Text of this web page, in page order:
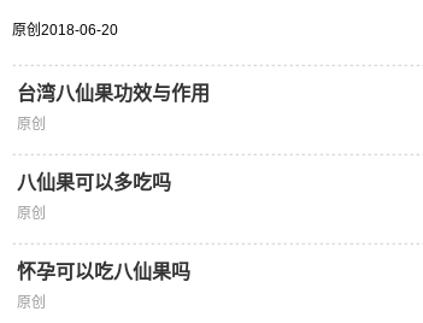
原创 2018-06-20
台湾八仙果功效与作用
原创
八仙果可以多吃吗
原创
怀孕可以吃八仙果吗
原创